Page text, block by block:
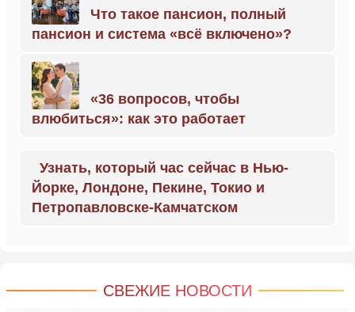
Что такое пансион, полный
пансион и система «всё включено»?
«36 вопросов, чтобы
влюбиться»: как это работает
Узнать, который час сейчас в Нью-
Йорке, Лондоне, Пекине, Токио и
Петропавловске-Камчатском
СВЕЖИЕ НОВОСТИ